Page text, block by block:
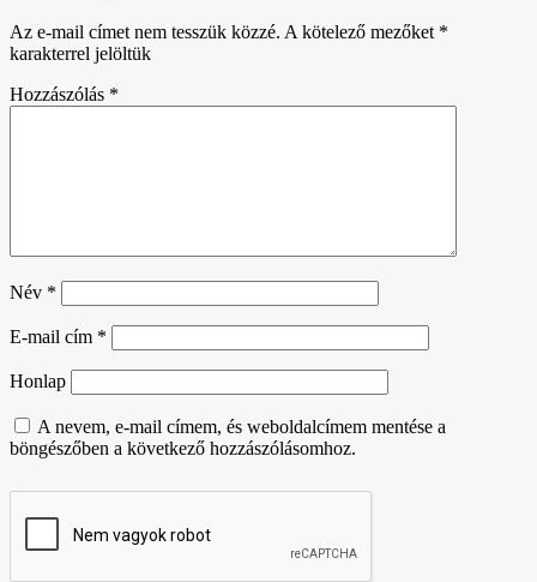
Az e-mail címet nem tesszük közzé. A kötelező mezőket *
karakterrel jelöltük
Hozzászólás *
Név *
E-mail cím *
Honlap
A nevem, e-mail címem, és weboldalcímem mentése a
böngészőben a következő hozzászólásomhoz.